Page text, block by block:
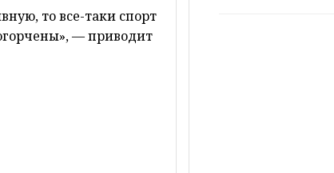
то все-таки спорт
— приводит